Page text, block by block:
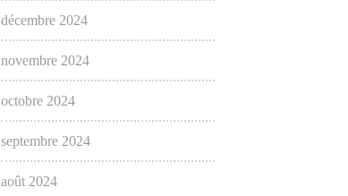
décembre 2024
novembre 2024
octobre 2024
septembre 2024
août 2024